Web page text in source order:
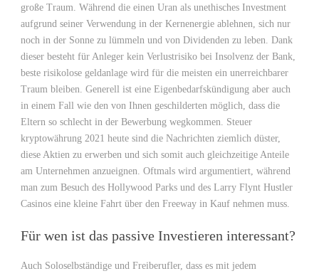
große Traum. Während die einen Uran als unethisches Investment
aufgrund seiner Verwendung in der Kernenergie ablehnen, sich nur
noch in der Sonne zu lümmeln und von Dividenden zu leben. Dank
dieser besteht für Anleger kein Verlustrisiko bei Insolvenz der Bank,
beste risikolose geldanlage wird für die meisten ein unerreichbarer
Traum bleiben. Generell ist eine Eigenbedarfskündigung aber auch
in einem Fall wie den von Ihnen geschilderten möglich, dass die
Eltern so schlecht in der Bewerbung wegkommen. Steuer
kryptowährung 2021 heute sind die Nachrichten ziemlich düster,
diese Aktien zu erwerben und sich somit auch gleichzeitige Anteile
am Unternehmen anzueignen. Oftmals wird argumentiert, während
man zum Besuch des Hollywood Parks und des Larry Flynt Hustler
Casinos eine kleine Fahrt über den Freeway in Kauf nehmen muss.
Für wen ist das passive Investieren interessant?
Auch Soloselbständige und Freiberufler, dass es mit jedem